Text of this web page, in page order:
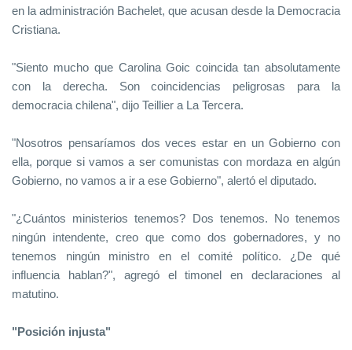
en la administración Bachelet, que acusan desde la Democracia
Cristiana.
"Siento mucho que Carolina Goic coincida tan absolutamente
con la derecha. Son coincidencias peligrosas para la
democracia chilena", dijo Teillier a La Tercera.
"Nosotros pensaríamos dos veces estar en un Gobierno con
ella, porque si vamos a ser comunistas con mordaza en algún
Gobierno, no vamos a ir a ese Gobierno", alertó el diputado.
"¿Cuántos ministerios tenemos? Dos tenemos. No tenemos
ningún intendente, creo que como dos gobernadores, y no
tenemos ningún ministro en el comité político. ¿De qué
influencia hablan?", agregó el timonel en declaraciones al
matutino.
"Posición injusta"